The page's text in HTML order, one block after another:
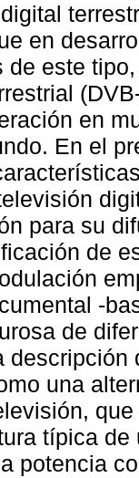
en
de este
en
En el
para su
de
-
de
una
típica
potencia